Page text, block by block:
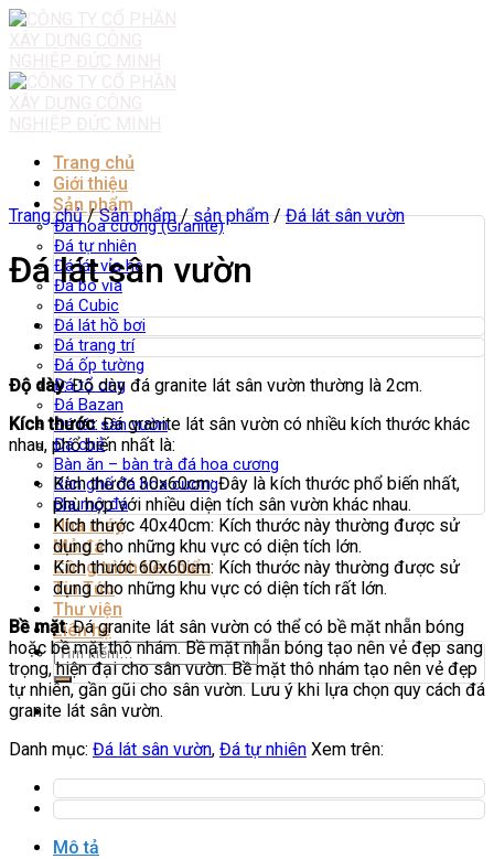
Skip
Trang chủ
Giới thiệu
Sản phẩm
Đá hoa cương (Granite)
Đá tự nhiên
Đá lát vỉa hè
Đá bó vỉa
Đá Cubic
Đá lát hồ bơi
Đá trang trí
Đá ốp tường
Đá tổ ong
Đá Bazan
Đá lát sân vườn
Đá chẻ
Bàn ăn – bàn trà đá hoa cương
Bàn ghế đá hoa cương
Bia mộ đá
Nhà máy
Mỏ đá
Công trình tiêu biểu
Tin Tức
Thư viện
Liên hệ
Tìm
kiếm:
Trang chủ / Sản phẩm / sản phẩm / Đá lát sân vườn
Đá lát sân vườn
Độ dày: Độ dày đá granite lát sân vườn thường là 2cm.
Kích thước: Đá granite lát sân vườn có nhiều kích thước khác
nhau, phổ biến nhất là:
Kích thước 30x60cm: Đây là kích thước phổ biến nhất,
phù hợp với nhiều diện tích sân vườn khác nhau.
Kích thước 40x40cm: Kích thước này thường được sử
dụng cho những khu vực có diện tích lớn.
Kích thước 60x60cm: Kích thước này thường được sử
dụng cho những khu vực có diện tích rất lớn.
Bề mặt: Đá granite lát sân vườn có thể có bề mặt nhẵn bóng
hoặc bề mặt thô nhám. Bề mặt nhẵn bóng tạo nên vẻ đẹp sang
trọng, hiện đại cho sân vườn. Bề mặt thô nhám tạo nên vẻ đẹp
tự nhiên, gần gũi cho sân vườn. Lưu ý khi lựa chọn quy cách đá
granite lát sân vườn.
Danh mục: Đá lát sân vườn, Đá tự nhiên Xem trên:
Mô tả